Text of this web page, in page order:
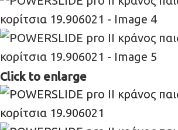
Click to enlarge